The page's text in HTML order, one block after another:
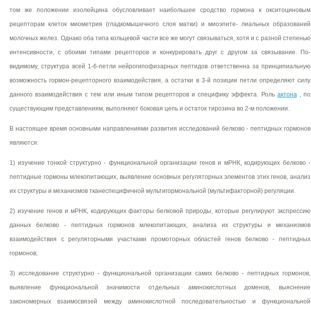
том же положении изолейцина обусловливает наибольшее сродство гормона к окситоциновым
рецепторам клеток миометрия (гладкомышечного слоя матки) и миоэпите- лиальных образований
молочных желез. Однако оба типа кольцевой части все же могут связываться, хотя и с разной степенью
интенсивности, с обоими типами рецепторов и конкурировать друг с другом за связывание. По-
видимому, структура всей 1-6-петли нейрогипофизарных пептидов ответственна за принципиальную
возможность гормон-рецепторного взаимодействия, а остатки в 3-й позиции петли определяют силу
данного взаимодействия с тем или иным типом рецепторов и специфику эффекта. Роль актона, по
существующим представлениям, выполняют боковая цепь и остаток тирозина во 2-м положении.
В настоящее время основными направлениями развития исследований белково - пептидных гормонов
являются:
1) изучение тонкой структурно - функциональной организации генов и мРНК, кодирующих белково -
пептидные гормоны млекопитающих, выявление основных регуляторных элементов этих генов, анализ
их структуры и механизмов тканеспецифичной мультигормональной (мультифакторной) регуляции.
2) изучение генов и мРНК, кодирующих факторы белковой природы, которые регулируют экспрессию
данных белково - пептидных гормонов млекопитающих, анализа их структуры и механизмов
взаимодействия с регуляторными участками промоторных областей генов белково - пептидных
гормонов;
3) исследование структурно - функциональной организации самих белково - пептидных гормонов,
выявление функциональной значимости отдельных аминокислотных доменов, выяснение
закономерных взаимосвязей между аминокислотной последовательностью и функциональной